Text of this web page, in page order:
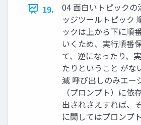
19.
04 面白いトピックの
ッジツールトピック
ックは上から下に順
いくため、実行順番
て、逆になったり、
たりということ がな
減 呼び出しのみエー
（プロンプト）に依
出されさえすれば、
に関してはプロンプ